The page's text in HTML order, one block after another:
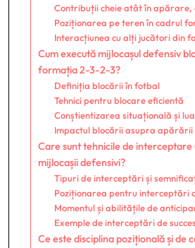
Contribuții cheie atât în apărare,
Poziționarea pe teren în cadrul
Interacțiunea cu alți jucători din
Cum execută mijlocașul defensiv
formația 2-3-2-3?
Definiția blocării în fotbal
Tehnici pentru blocare eficientă
Conștientizarea situațională și
Impactul blocării asupra apărării
Care sunt tehnicile de interceptare
mijlocașii defensivi?
Tipuri de interceptări și
Poziționarea pentru interceptări
Momentul și abilitățile de
Exemple de interceptări de
Ce este disciplina pozițională și de